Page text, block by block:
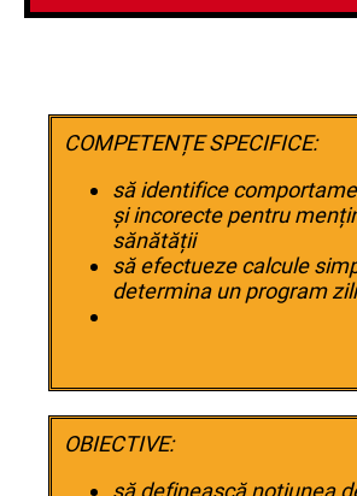
COMPETENȚE SPECIFICE:
să identifice
și incorecte pentru
sănătății
să efectueze calcule
determina un program
OBIECTIVE:
să definească noțiunea